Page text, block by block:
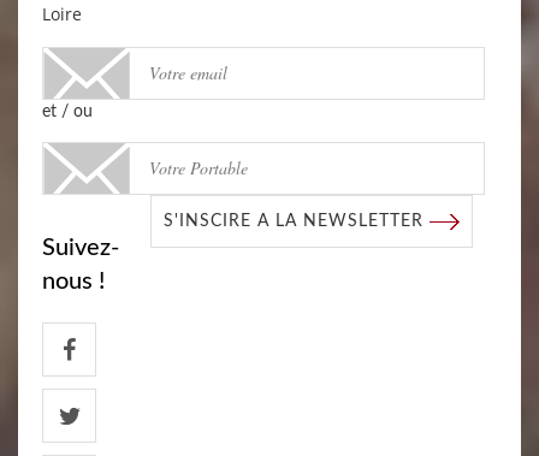
Loire
et / ou
S'INSCIRE A LA NEWSLETTER
Suivez-
nous !